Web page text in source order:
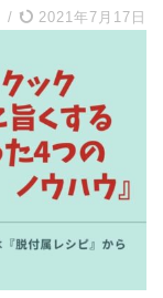
/ 2021年7月17日